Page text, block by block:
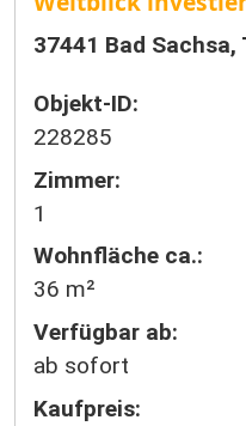
37441 Bad Sachsa,
Objekt-ID:
228285
Zimmer:
1
Wohnfläche ca.:
36 m²
Verfügbar ab:
ab sofort
Kaufpreis: